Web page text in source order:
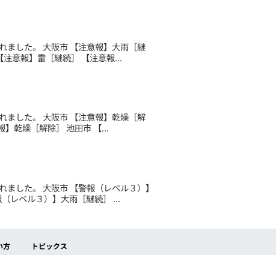
ました。 大阪市 【注意報】大雨［継
意報】雷［継続］ 【注意報...
ました。 大阪市 【注意報】乾燥［解
】乾燥［解除］ 池田市 【...
した。 大阪市 【警報（レベル３）】
レベル３）】大雨［継続］ ...
方
トピックス